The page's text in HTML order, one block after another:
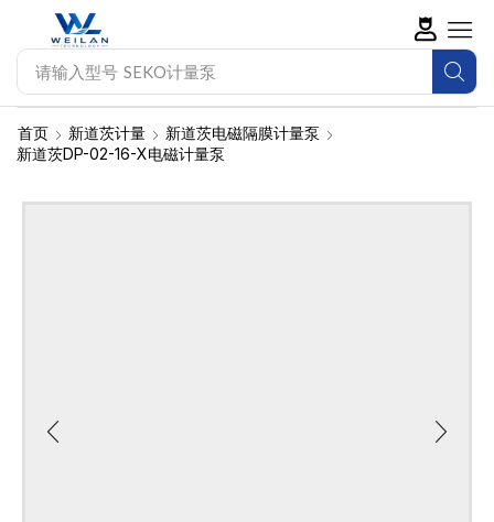
请输入型号 SEKO计量泵
首页 新道茨计量
新道茨电磁隔膜计量泵
新道茨DP-02-16-X电磁计量泵